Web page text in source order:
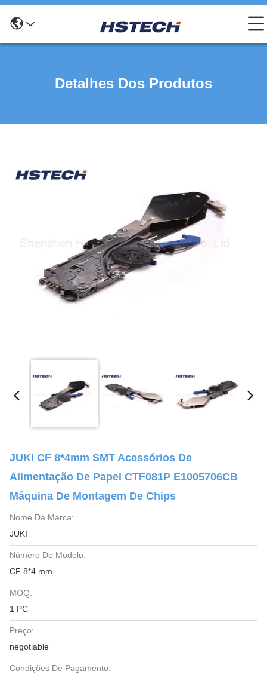
Detalhes Dos Produtos
JUKI CF 8*4mm SMT Acessórios De
Alimentação De Papel CTF081P E1005706CB
Máquina De Montagem De Chips
Nome Da Marca:
JUKI
Número Do Modelo:
CF 8*4 mm
MOQ:
1 PC
Preço:
negotiable
Condições De Pagamento: